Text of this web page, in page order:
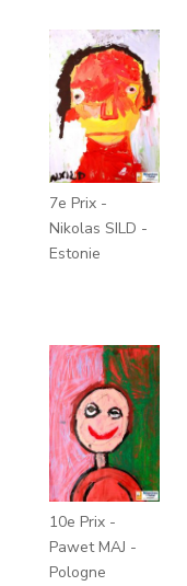
7e Prix -
Nikolas SILD -
Estonie
10e Prix -
Pawet MAJ -
Pologne